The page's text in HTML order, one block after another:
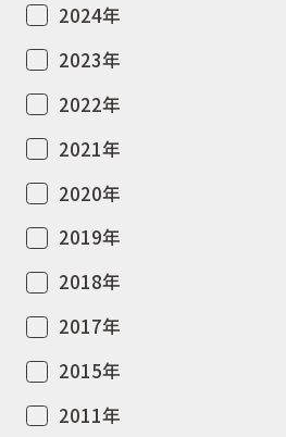
2024年
2023年
2022年
2021年
2020年
2019年
2018年
2017年
2015年
2011年